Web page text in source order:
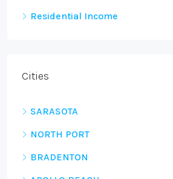
Residential Income
Cities
SARASOTA
NORTH PORT
BRADENTON